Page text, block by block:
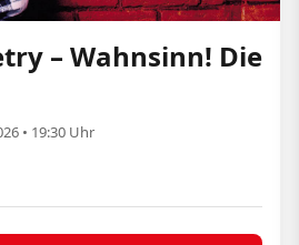
– Wahnsinn! Die
• 19:30 Uhr